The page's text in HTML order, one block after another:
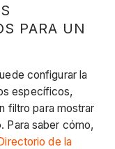
PARA UN
configurar la
específicos,
filtro para mostrar
Para saber cómo,
de la